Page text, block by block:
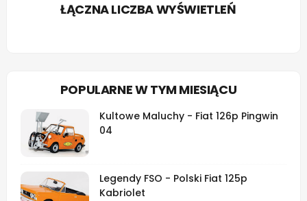
ŁĄCZNA LICZBA WYŚWIETLEŃ
POPULARNE W TYM MIESIĄCU
Kultowe Maluchy - Fiat 126p Pingwin
04
Legendy FSO - Polski Fiat 125p
Kabriolet